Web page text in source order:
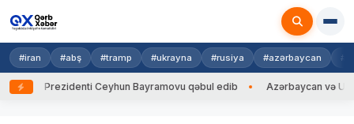
#iran #abş #tramp #ukrayna #rusiya #azərbaycan
Prezidenti Ceyhun Bayramovu qəbul edib Azərbaycan və